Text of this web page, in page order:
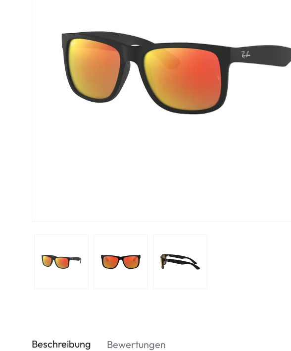
Air Optix
% SALE %
Beschreibung Bewertungen